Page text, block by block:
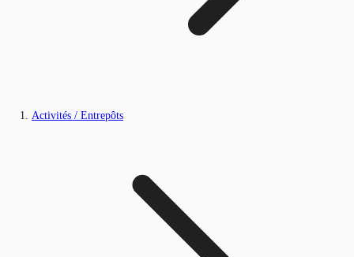
Activités / Entrepôts